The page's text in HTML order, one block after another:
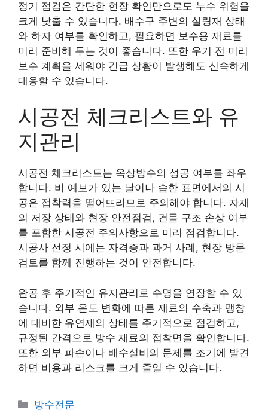
정기 점검은 간단한 현장 확인만으로도 누수 위험을
크게 낮출 수 있습니다. 배수구 주변의 실링재 상태
와 하자 여부를 확인하고, 필요하면 보수용 재료를
미리 준비해 두는 것이 좋습니다. 또한 우기 전 미리
보수 계획을 세워야 긴급 상황이 발생해도 신속하게
대응할 수 있습니다.
시공전 체크리스트와 유
지관리
시공전 체크리스트는 옥상방수의 성공 여부를 좌우
합니다. 비 예보가 있는 날이나 습한 표면에서의 시
공은 접착력을 떨어뜨리므로 주의해야 합니다. 자재
의 저장 상태와 현장 안전점검, 건물 구조 손상 여부
를 포함한 시공전 주의사항으로 미리 점검합니다.
시공사 선정 시에는 자격증과 과거 사례, 현장 방문
검토를 함께 진행하는 것이 안전합니다.
완공 후 주기적인 유지관리로 수명을 연장할 수 있
습니다. 외부 온도 변화에 따른 재료의 수축과 팽창
에 대비한 유연재의 상태를 주기적으로 점검하고,
규정된 간격으로 방수 재료의 접착면을 확인합니다.
또한 외부 파손이나 배수설비의 문제를 조기에 발견
하면 비용과 리스크를 크게 줄일 수 있습니다.
카
방수전문